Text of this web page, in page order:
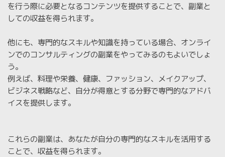
を行う際に必要となるコンテンツを提供することで、副業と
しての収益を得られます。
他にも、専門的なスキルや知識を持っている場合、オンライ
ンでのコンサルティングの副業をやってみるのもよいでしょ
う。
例えば、料理や栄養、健康、ファッション、メイクアップ、
ビジネス戦略など、自分が得意とする分野で専門的なアドバ
イスを提供します。
これらの副業は、あなたが自分の専門的なスキルを活用する
ことで、収益を得られます。